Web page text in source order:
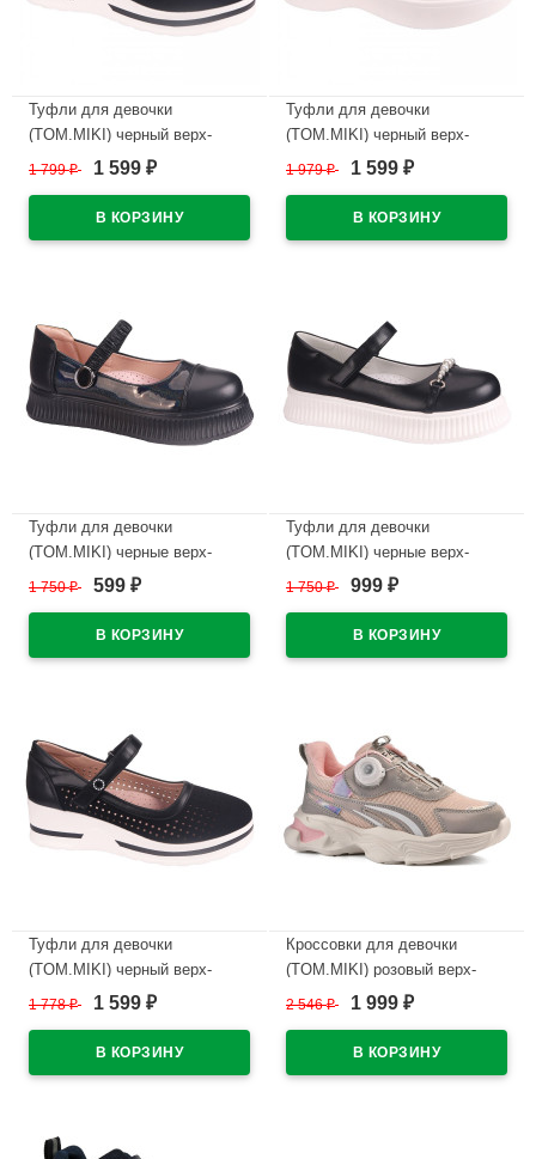
Туфли для девочки
(TOM.MIKI) черный верх-
искусственный нубук
размерный ряд 34-39 арт.T-
10741-A
1 799₽ 1 599 ₽
Туфли для девочки
(TOM.MIKI) черный верх-
искусственная кожа
размерный ряд 34-39 арт.T-
10716-D
1 979₽ 1 599 ₽
Туфли для девочки
(TOM.MIKI) черные верх-
искусственная кожа
размерный ряд 32-37 арт.T-
10754-K
1 750₽ 599 ₽
Туфли для девочки
(TOM.MIKI) черные верх-
искусственная кожа
размерный ряд 32-37 арт.T-
10751-B
1 750₽ 999 ₽
Туфли для девочки
(TOM.MIKI) черный верх-
искусственная кожа
размерный ряд 34-39 арт.T-
10745-A
1 778₽ 1 599 ₽
Кроссовки для девочки
(TOM.MIKI) розовый верх-
искусственная кожа/текстиль
T-10468-E
2 546₽ 1 999 ₽